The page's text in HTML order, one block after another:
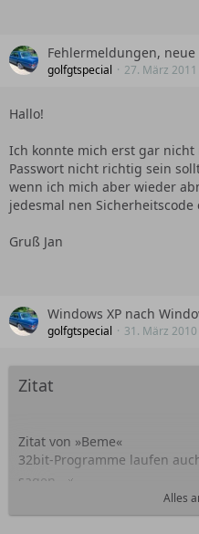
Fehlermeldungen, neue
golfgtspecial 27. März 2011
Hallo!
Ich konnte mich erst gar
Passwort nicht richtig sein
wenn ich mich aber wieder
jedesmal nen Sicherheitscode
Gruß Jan
Windows XP nach
golfgtspecial 31. März 2010
Zitat
Zitat von »Beme«
32bit-Programme laufen
sagen.
Bei Treibern etc. ist es was
Alles